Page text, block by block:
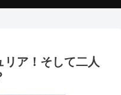
ア！そして二人